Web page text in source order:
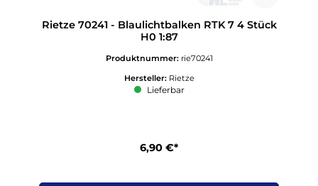
Rietze 70241 - Blaulichtbalken RTK 7 4 Stück
H0 1:87
Produktnummer: rie70241
Hersteller: Rietze
Lieferbar
6,90 €*